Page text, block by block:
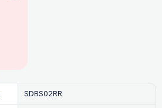
SDBS02RR